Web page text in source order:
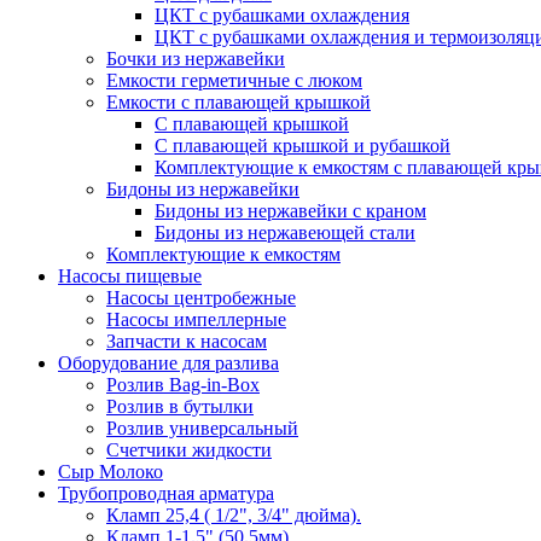
ЦКТ с рубашками охлаждения
ЦКТ с рубашками охлаждения и
Бочки из нержавейки
Емкости герметичные с люком
Емкости с плавающей крышкой
С плавающей крышкой
С плавающей крышкой и рубашкой
Комплектующие к емкостям с плавающей
Бидоны из нержавейки
Бидоны из нержавейки с краном
Бидоны из нержавеющей стали
Комплектующие к емкостям
Насосы пищевые
Насосы центробежные
Насосы импеллерные
Запчасти к насосам
Оборудование для разлива
Розлив Bag-in-Box
Розлив в бутылки
Розлив универсальный
Счетчики жидкости
Сыр Молоко
Трубопроводная арматура
Кламп 25,4 ( 1/2", 3/4" дюйма).
Кламп 1-1.5" (50.5мм)